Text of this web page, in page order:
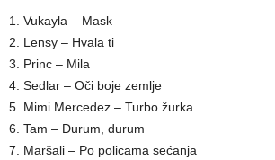
1. Vukayla – Mask
2. Lensy – Hvala ti
3. Princ – Mila
4. Sedlar – Oči boje zemlje
5. Mimi Mercedez – Turbo žurka
6. Tam – Durum, durum
7. Maršali – Po policama sećanja